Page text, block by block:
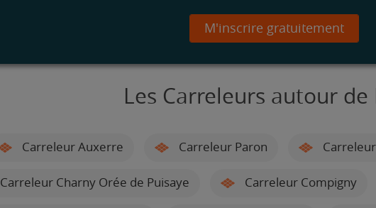
M'inscrire gratuitement
Les Carreleurs autour de
Carreleur Auxerre Carreleur Paron
Carreleur Charny Orée de Puisaye Carreleur Compigny